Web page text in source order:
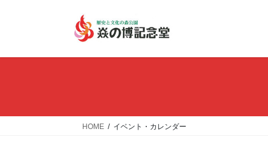
HOME イベント・カレンダー